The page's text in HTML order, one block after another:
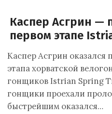
Каспер Асгрин —
первом этапе
Каспер Асгрин оказался
этапа хорватской
гонщиков Istrian Spring
гонщики проехали
быстрейшим оказался…